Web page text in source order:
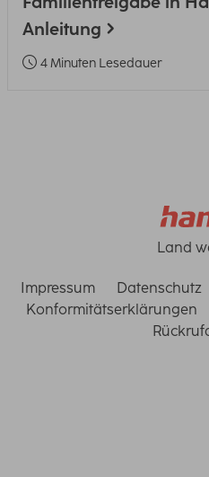
Anleitung
4 Minuten Lesedauer
Land
Impressum Datenschutz
Konformitätserklärungen